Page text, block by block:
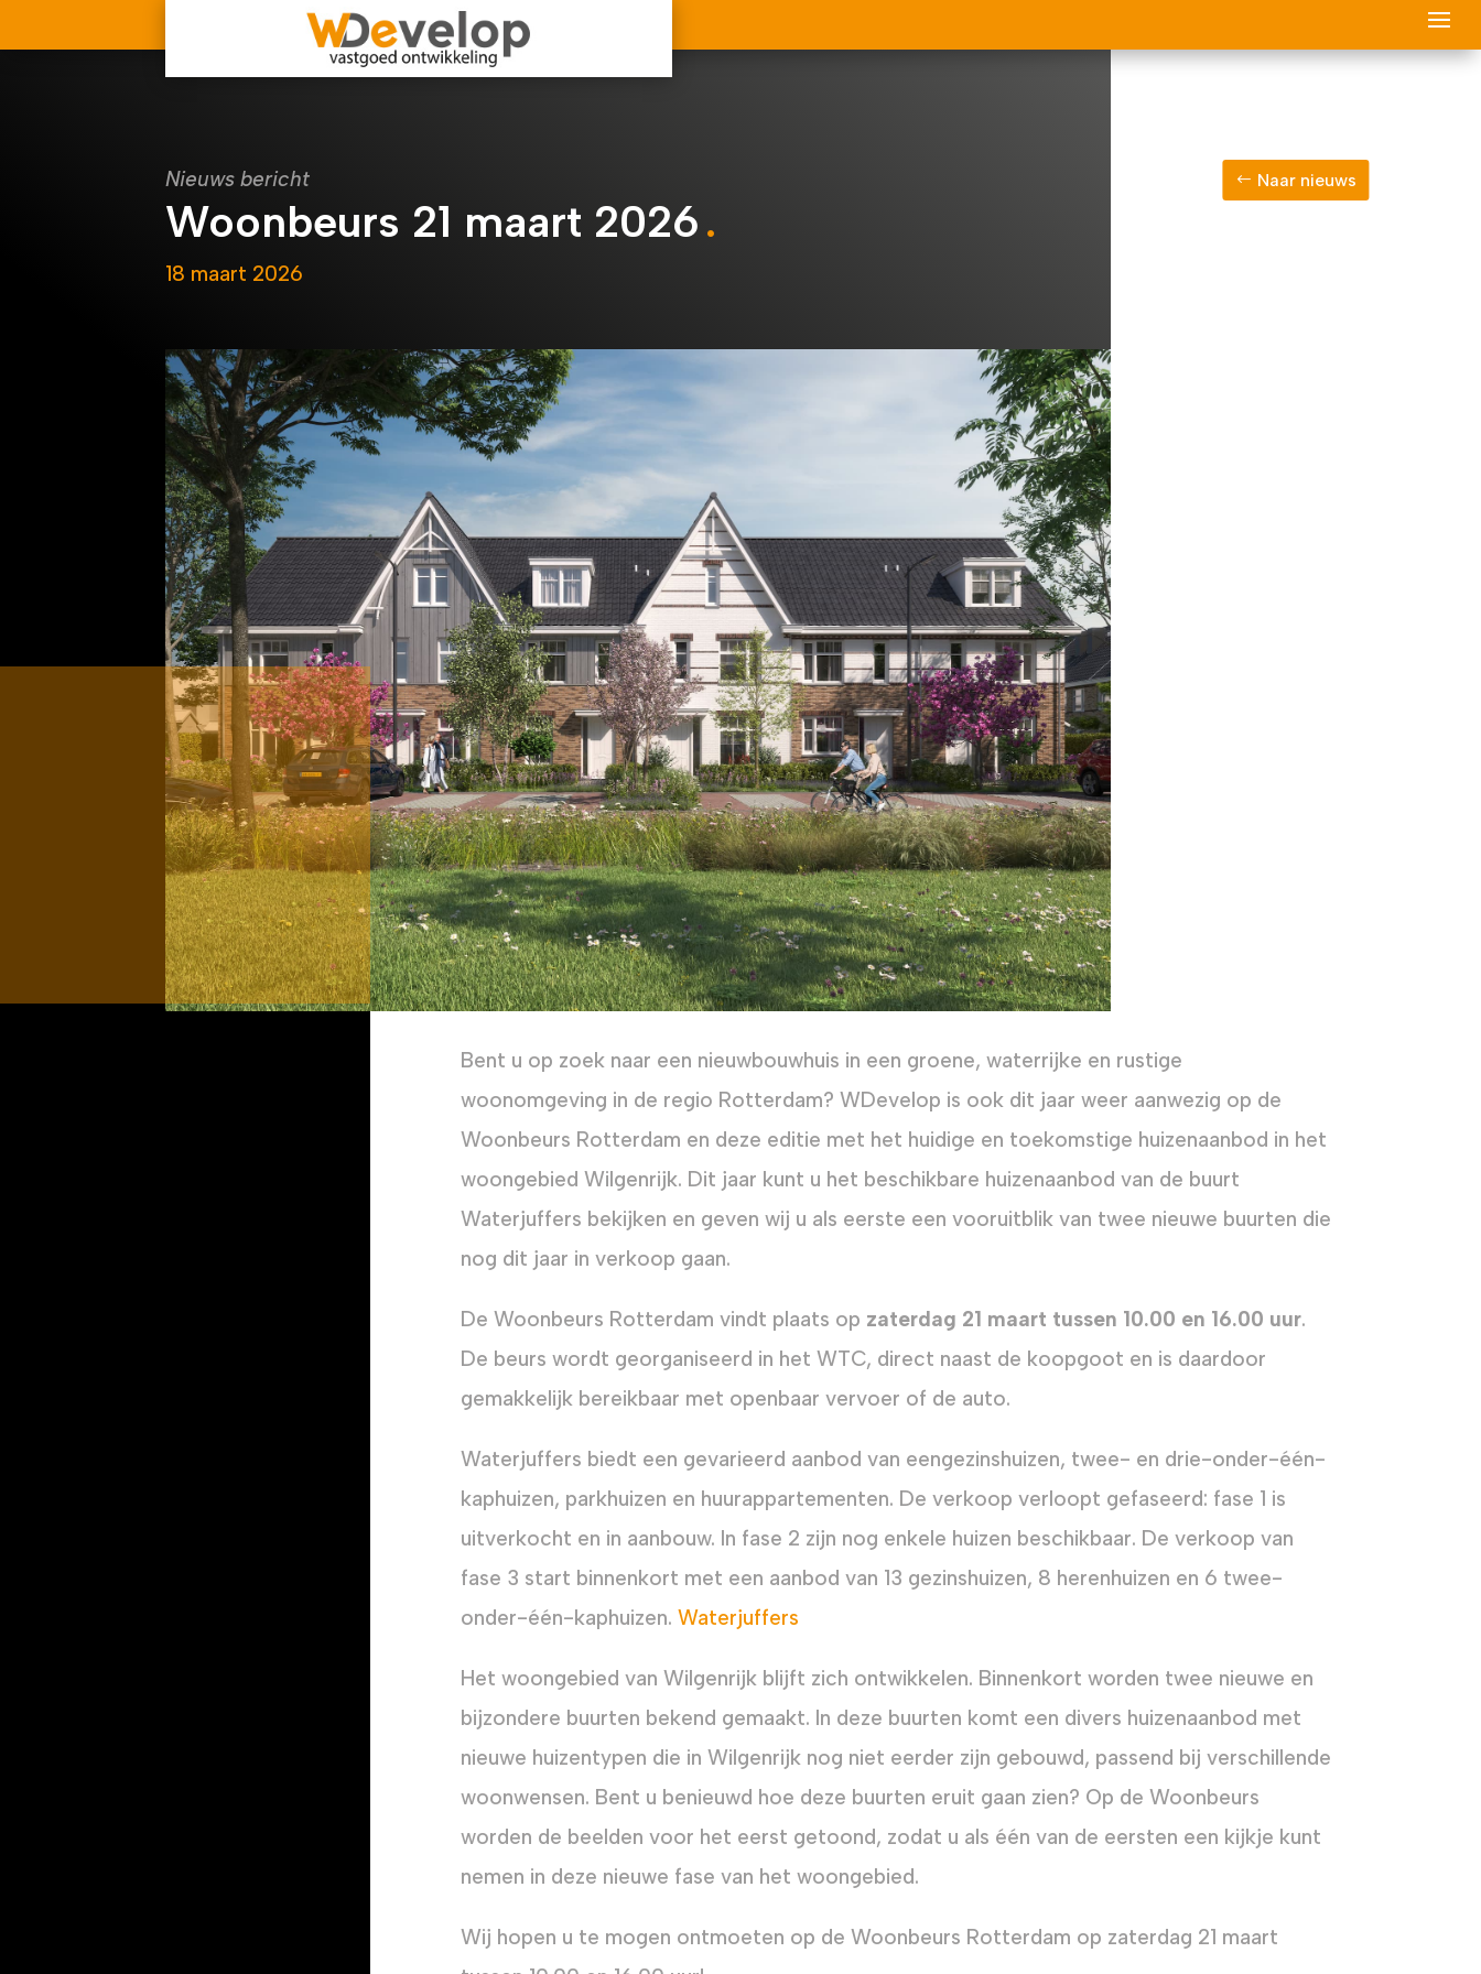
Nieuws bericht
Woonbeurs 21 maart 2026
18 maart 2026
Naar nieuws
Bent u op zoek naar een nieuwbouwhuis in een groene, waterrijke en rustige
woonomgeving in de regio Rotterdam? WDevelop is ook dit jaar weer aanwezig op de
Woonbeurs Rotterdam en deze editie met het huidige en toekomstige huizenaanbod in het
woongebied Wilgenrijk. Dit jaar kunt u het beschikbare huizenaanbod van de buurt
Waterjuffers bekijken en geven wij u als eerste een vooruitblik van twee nieuwe buurten die
nog dit jaar in verkoop gaan.
De Woonbeurs Rotterdam vindt plaats op zaterdag 21 maart tussen 10.00 en 16.00 uur.
De beurs wordt georganiseerd in het WTC, direct naast de koopgoot en is daardoor
gemakkelijk bereikbaar met openbaar vervoer of de auto.
Waterjuffers biedt een gevarieerd aanbod van eengezinshuizen, twee- en drie-onder-één-
kaphuizen, parkhuizen en huurappartementen. De verkoop verloopt gefaseerd: fase 1 is
uitverkocht en in aanbouw. In fase 2 zijn nog enkele huizen beschikbaar. De verkoop van
fase 3 start binnenkort met een aanbod van 13 gezinshuizen, 8 herenhuizen en 6 twee-
onder-één-kaphuizen. Waterjuffers
Het woongebied van Wilgenrijk blijft zich ontwikkelen. Binnenkort worden twee nieuwe en
bijzondere buurten bekend gemaakt. In deze buurten komt een divers huizenaanbod met
nieuwe huizentypen die in Wilgenrijk nog niet eerder zijn gebouwd, passend bij verschillende
woonwensen. Bent u benieuwd hoe deze buurten eruit gaan zien? Op de Woonbeurs
worden de beelden voor het eerst getoond, zodat u als één van de eersten een kijkje kunt
nemen in deze nieuwe fase van het woongebied.
Wij hopen u te mogen ontmoeten op de Woonbeurs Rotterdam op zaterdag 21 maart